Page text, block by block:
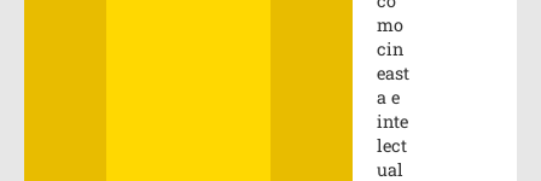
mo
cin
east
a e
inte
lect
ual